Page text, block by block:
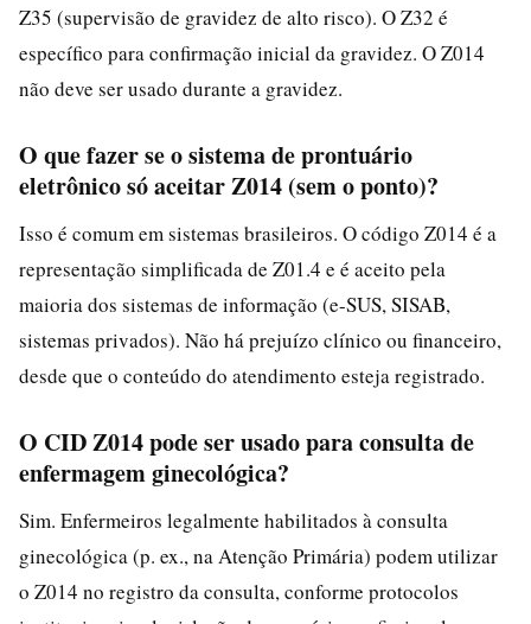
Z35 (supervisão de gravidez de alto risco). O Z32 é
específico para confirmação inicial da gravidez. O Z014
não deve ser usado durante a gravidez.
O que fazer se o sistema de prontuário
eletrônico só aceitar Z014 (sem o ponto)?
Isso é comum em sistemas brasileiros. O código Z014 é a
representação simplificada de Z01.4 e é aceito pela
maioria dos sistemas de informação (e-SUS, SISAB,
sistemas privados). Não há prejuízo clínico ou financeiro,
desde que o conteúdo do atendimento esteja registrado.
O CID Z014 pode ser usado para consulta de
enfermagem ginecológica?
Sim. Enfermeiros legalmente habilitados à consulta
ginecológica (p. ex., na Atenção Primária) podem utilizar
o Z014 no registro da consulta, conforme protocolos